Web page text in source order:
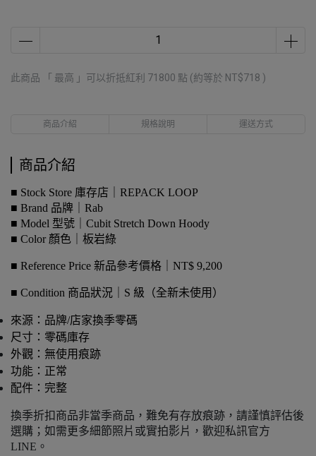
此商品 「 最高 」可以折抵紅利 71800 點 (約等於 NT$718 )
商品介紹 規格說明 運送方式
商品介紹
■ Stock Store 庫存店｜REPACK LOOP
■ Brand 品牌｜Rab
■ Model 型號｜Cubit Stretch Down Hoody
■ Color 顏色｜板岩綠
■ Reference Price 新品參考價格｜NT$ 9,200
■ Condition 商品狀況｜S 級（全新未使用）
來源：品牌/店家換季零碼
尺寸：零碼庫存
外觀：無使用痕跡
功能：正常
配件：完整
換季折扣商品非當季商品，難免有存放痕跡，請謹慎評估後
選購；如需更多細節照片或實拍影片，歡迎私訊官方
LINE。